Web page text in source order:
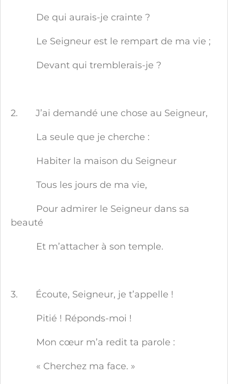
De qui aurais-je crainte ?
Le Seigneur est le rempart de ma vie ;
Devant qui tremblerais-je ?
2. J’ai demandé une chose au Seigneur,
La seule que je cherche :
Habiter la maison du Seigneur
Tous les jours de ma vie,
Pour admirer le Seigneur dans sa
beauté
Et m’attacher à son temple.
3. Écoute, Seigneur, je t’appelle !
Pitié ! Réponds-moi !
Mon cœur m’a redit ta parole :
« Cherchez ma face. »